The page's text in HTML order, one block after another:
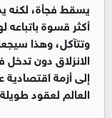
يسقط فجأة، لكنه
أكثر قسوة باتباعه
وتتآكل، وهذا
الانزلاق دون
إلى أزمة
العالم لعقود